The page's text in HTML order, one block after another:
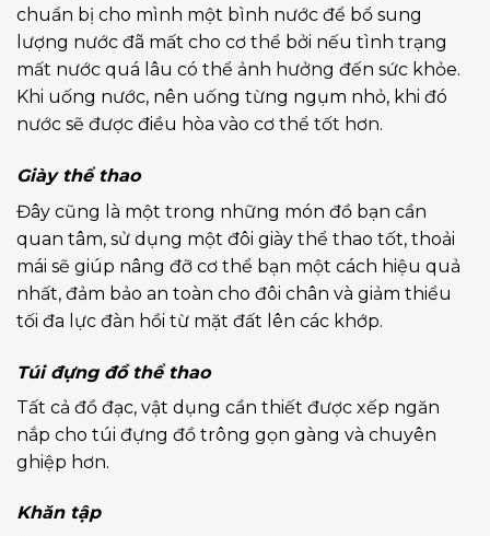
chuẩn bị cho mình một bình nước để bổ sung
lượng nước đã mất cho cơ thể bởi nếu tình trạng
mất nước quá lâu có thể ảnh hưởng đến sức khỏe.
Khi uống nước, nên uống từng ngụm nhỏ, khi đó
nước sẽ được điều hòa vào cơ thể tốt hơn.
Giày thể thao
Đây cũng là một trong những món đồ bạn cần
quan tâm, sử dụng một đôi giày thể thao tốt, thoải
mái sẽ giúp nâng đỡ cơ thể bạn một cách hiệu quả
nhất, đảm bảo an toàn cho đôi chân và giảm thiểu
tối đa lực đàn hồi từ mặt đất lên các khớp.
Túi đựng đồ thể thao
Tất cả đồ đạc, vật dụng cần thiết được xếp ngăn
nắp cho túi đựng đồ trông gọn gàng và chuyên
ghiệp hơn.
Khăn tập